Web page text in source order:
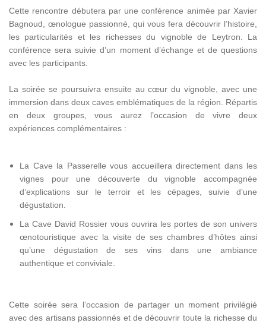
Cette rencontre débutera par une conférence animée par Xavier
Bagnoud, œnologue passionné, qui vous fera découvrir l’histoire,
les particularités et les richesses du vignoble de Leytron. La
conférence sera suivie d’un moment d’échange et de questions
avec les participants.
La soirée se poursuivra ensuite au cœur du vignoble, avec une
immersion dans deux caves emblématiques de la région. Répartis
en deux groupes, vous aurez l’occasion de vivre deux
expériences complémentaires :
La Cave la Passerelle vous accueillera directement dans les
vignes pour une découverte du vignoble accompagnée
d’explications sur le terroir et les cépages, suivie d’une
dégustation.
La Cave David Rossier vous ouvrira les portes de son univers
œnotouristique avec la visite de ses chambres d’hôtes ainsi
qu’une dégustation de ses vins dans une ambiance
authentique et conviviale.
Cette soirée sera l’occasion de partager un moment privilégié
avec des artisans passionnés et de découvrir toute la richesse du